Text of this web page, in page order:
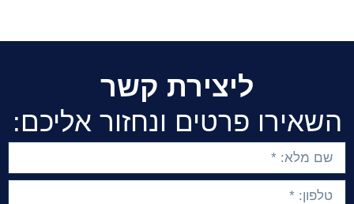
ליצירת קשר
השאירו פרטים ונחזור אליכם: